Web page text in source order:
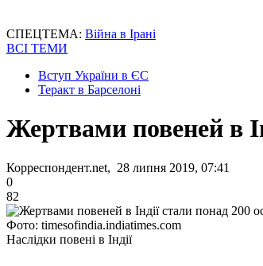
СПЕЦТЕМА: Війна в Ірані
ВСІ ТЕМИ
Вступ України в ЄС
Теракт в Барселоні
Жертвами повеней в
Корреспондент.net, 28 липня 2019, 07:41
0
82
Фото: timesofindia.indiatimes.com
Наслідки повені в Індії